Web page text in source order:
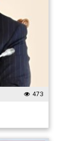
473